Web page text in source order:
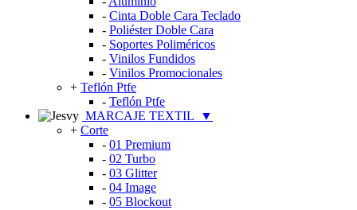
- Cinta Doble Cara Teclado
- Poliéster Doble Cara
- Soportes Poliméricos
- Vinilos Fundidos
- Vinilos Promocionales
+ Teflón Ptfe
- Teflón Ptfe
MARCAJE TEXTIL
▼
+ Corte
- 01 Premium
- 02 Turbo
- 03 Glitter
- 04 Image
- 05 Blockout